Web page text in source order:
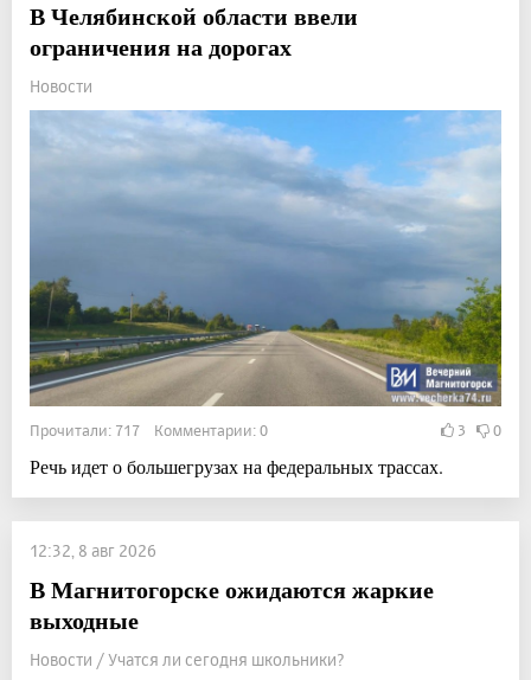
В Челябинской области ввели
ограничения на дорогах
Новости
Прочитали: 717 Комментарии: 0 3 0
Речь идет о большегрузах на федеральных трассах.
12:32, 8 авг 2026
В Магнитогорске ожидаются жаркие
выходные
Новости / Учатся ли сегодня школьники?